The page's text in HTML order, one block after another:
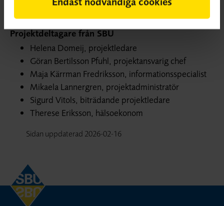
Projektdeltagare från SBU
Helena Domeij, projektledare
Göran Bertilsson Pfuhl, projektansvarig chef
Maja Kärrman Fredriksson, informationsspecialist
Mikaela Lannergren, projektadministratör
Sigurd Vitols, biträdande projektledare
Therese Eriksson, hälsoekonom
Sidan uppdaterad 2026-02-16